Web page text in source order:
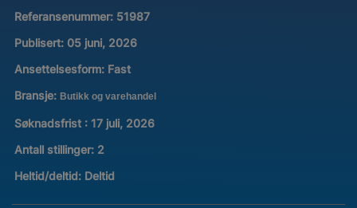
Referansenummer: 51987
Publisert: 05 juni, 2026
Ansettelsesform: Fast
Bransje: Butikk og varehandel
Søknadsfrist : 17 juli, 2026
Antall stillinger: 2
Heltid/deltid: Deltid